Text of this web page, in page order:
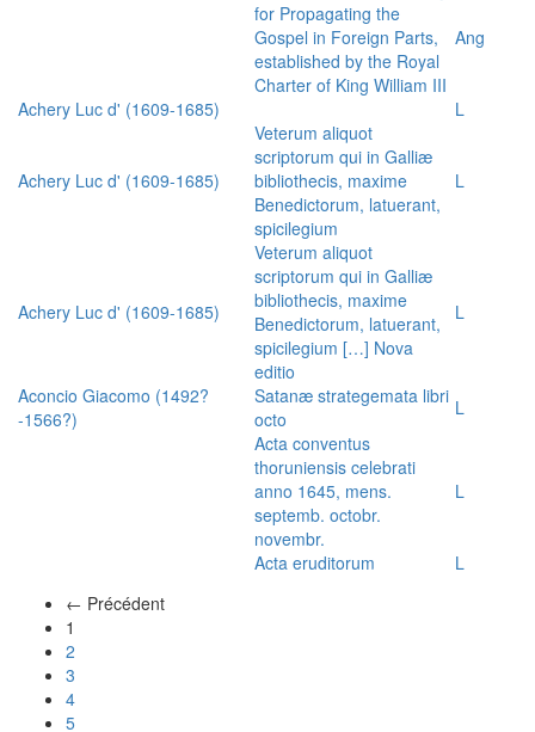
for Propagating the
Gospel in Foreign Parts,
established by the Royal
Charter of King William III
Ang
Achery Luc d' (1609-1685) L
Achery Luc d' (1609-1685)
Veterum aliquot
scriptorum qui in Galliæ
bibliothecis, maxime
Benedictorum, latuerant,
spicilegium
L
Achery Luc d' (1609-1685)
Veterum aliquot
scriptorum qui in Galliæ
bibliothecis, maxime
Benedictorum, latuerant,
spicilegium […] Nova
editio
L
Aconcio Giacomo (1492?
-1566?)
Satanæ strategemata libri
octo
L
Acta conventus
thoruniensis celebrati
anno 1645, mens.
septemb. octobr.
novembr.
L
Acta eruditorum
L
← Précédent
1
2
3
4
5